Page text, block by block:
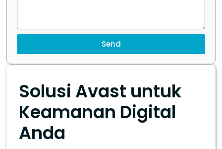
Send
Solusi Avast untuk
Keamanan Digital
Anda